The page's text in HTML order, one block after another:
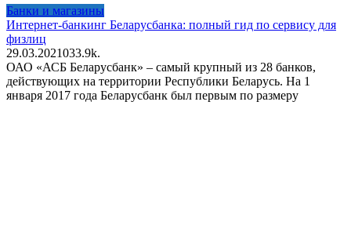
Банки и магазины
Интернет-банкинг Беларусбанка: полный гид по сервису для
физлиц
29.03.2021033.9k.
ОАО «АСБ Беларусбанк» – самый крупный из 28 банков,
действующих на территории Республики Беларусь. На 1
января 2017 года Беларусбанк был первым по размеру